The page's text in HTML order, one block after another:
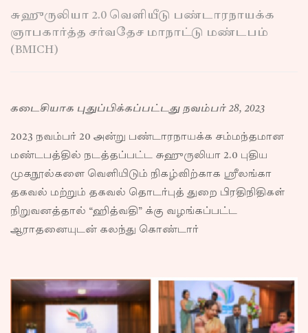
சுஹுருலியா 2.0 வெளியீடு பண்டாரநாயக்க
ஞாபகார்த்த சர்வதேச மாநாட்டு மண்டபம்
(BMICH)
கடைசியாக புதுப்பிக்கப்பட்டது நவம்பர் 28, 2023
2023 நவம்பர் 20 அன்று பண்டாரநாயக்க சம்மந்தமான
மண்டபத்தில் நடத்தப்பட்ட சுஹுருலியா 2.0 புதிய
முகநூல்களை வெளியிடும் நிகழ்விற்காக ஸ்ரீலங்கா
தகவல் மற்றும் தகவல் தொடர்புத் துறை பிரதிநிதிகள்
நிறுவனத்தால் “ஹித்வதி” க்கு வழங்கப்பட்ட
ஆராதனையுடன் கலந்து கொண்டார்